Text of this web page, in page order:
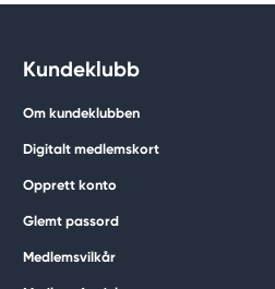
Kundeklubb
Om kundeklubben
Digitalt medlemskort
Opprett konto
Glemt passord
Medlemsvilkår